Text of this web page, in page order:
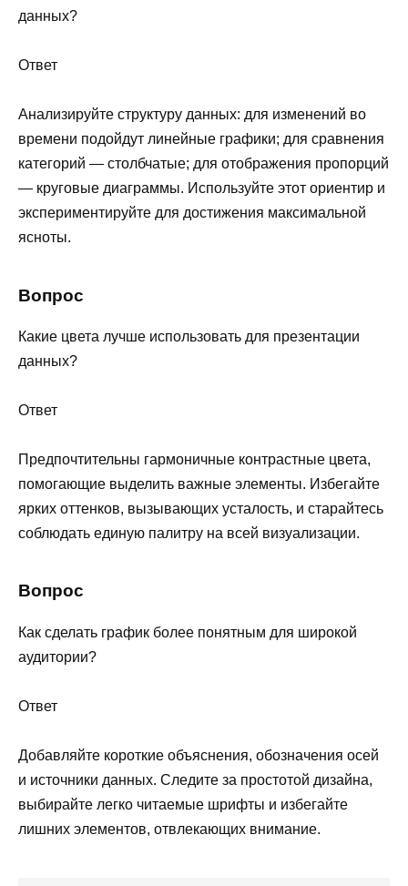
данных?
Ответ
Анализируйте структуру данных: для изменений во
времени подойдут линейные графики; для сравнения
категорий — столбчатые; для отображения пропорций
— круговые диаграммы. Используйте этот ориентир и
экспериментируйте для достижения максимальной
ясноты.
Вопрос
Какие цвета лучше использовать для презентации
данных?
Ответ
Предпочтительны гармоничные контрастные цвета,
помогающие выделить важные элементы. Избегайте
ярких оттенков, вызывающих усталость, и старайтесь
соблюдать единую палитру на всей визуализации.
Вопрос
Как сделать график более понятным для широкой
аудитории?
Ответ
Добавляйте короткие объяснения, обозначения осей
и источники данных. Следите за простотой дизайна,
выбирайте легко читаемые шрифты и избегайте
лишних элементов, отвлекающих внимание.